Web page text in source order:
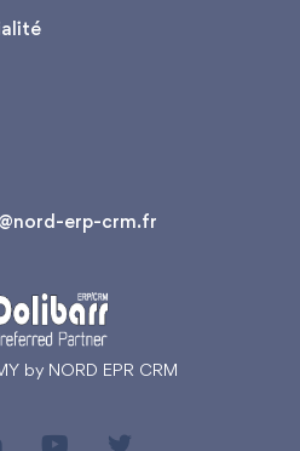
erp-crm.fr
by NORD EPR CRM